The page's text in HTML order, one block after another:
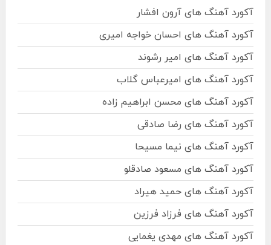
آکورد آهنگ های آرون افشار
آکورد آهنگ های احسان خواجه امیری
آکورد آهنگ های امیر رشوند
آکورد آهنگ های امیرعباس گلاب
آکورد آهنگ های محسن ابراهیم زاده
آکورد آهنگ های رضا صادقی
آکورد آهنگ های نیما مسیحا
آکورد آهنگ های مسعود صادقلو
آکورد آهنگ های حمید هیراد
آکورد آهنگ های فرزاد فرزین
آکورد آهنگ های مهدی یغمایی